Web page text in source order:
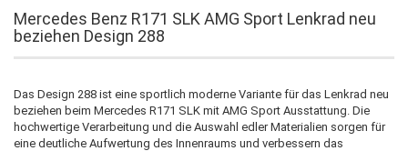
Mercedes Benz R171 SLK AMG Sport Lenkrad neu
beziehen Design 288
Das Design 288 ist eine sportlich moderne Variante für das Lenkrad neu
beziehen beim Mercedes R171 SLK mit AMG Sport Ausstattung. Die
hochwertige Verarbeitung und die Auswahl edler Materialien sorgen für
eine deutliche Aufwertung des Innenraums und verbessern das